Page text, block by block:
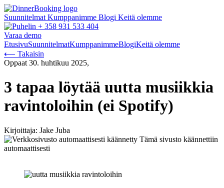
Suunnitelmat Kumppanimme Blogi Keitä olemme
+ 358 931 533 404
Varaa demo
EtusivuSuunnitelmatKumppanimmeBlogiKeitä olemme
⟵ Takaisin
Oppaat 30. huhtikuu 2025,
3 tapaa löytää uutta musiikkia
ravintoloihin (ei Spotify)
Kirjoittaja: Jake Juba
Tämä sivusto käännettiin
automaattisesti